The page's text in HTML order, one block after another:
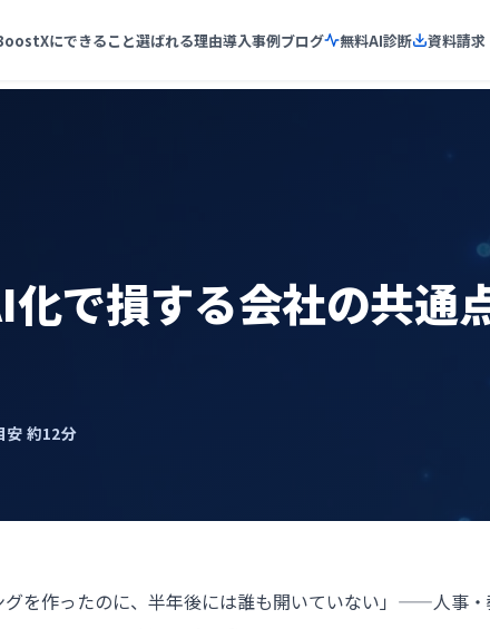
にできること選ばれる理由導入事例ブログ 無料AI診断 資料請求
で損する会社の共通
約12分
グを作ったのに、半年後には誰も開いていない」——人事